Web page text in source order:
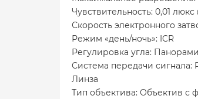
Чувствительность: 0,01
Скорость электронного
Режим «день/ночь»: ICR
Регулировка угла:
Система передачи сигнала:
Линза
Тип объектива: Объектив с